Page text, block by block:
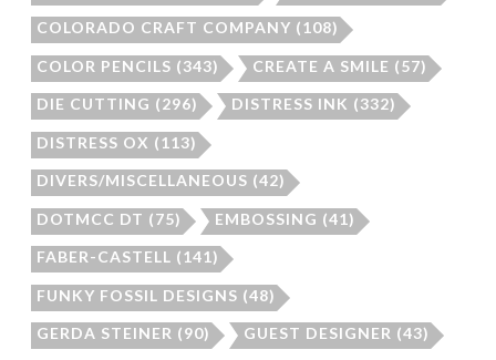
COLORADO CRAFT COMPANY (108)
COLOR PENCILS (343) CREATE A SMILE (57)
DIE CUTTING (296) DISTRESS INK (332)
DISTRESS OX (113)
DIVERS/MISCELLANEOUS (42)
DOTMCC DT (75) EMBOSSING (41)
FABER-CASTELL (141)
FUNKY FOSSIL DESIGNS (48)
GERDA STEINER (90) GUEST DESIGNER (43)